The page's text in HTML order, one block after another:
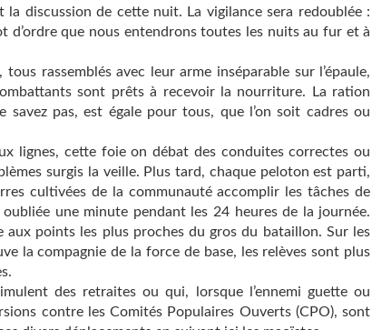
discussion de cette nuit. La vigilance sera redoublée :
d’ordre que nous entendrons toutes les nuits au fur et à
rassemblés avec leur arme inséparable sur l’épaule,
sont prêts à recevoir la nourriture. La ration
savez pas, est égale pour tous, que l’on soit cadres ou
lignes, cette foie on débat des conduites correctes ou
surgis la veille. Plus tard, chaque peloton est parti,
cultivées de la communauté accomplir les tâches de
oubliée une minute pendant les 24 heures de la journée.
aux points les plus proches du gros du bataillon. Sur les
la compagnie de la force de base, les relèves sont plus
des retraites ou qui, lorsque l’ennemi guette ou
contre les Comités Populaires Ouverts (CPO), sont